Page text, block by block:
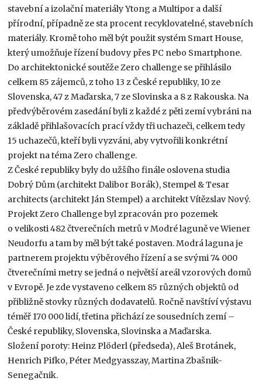
stavební a izolační materiály Ytong a Multipor a další
přírodní, případně ze sta procent recyklovatelné, stavebních
materiály. Kromě toho měl být použit systém Smart House,
který umožňuje řízení budovy přes PC nebo Smartphone.
Do architektonické soutěže Zero challenge se přihlásilo
celkem 85 zájemců, z toho 13 z České republiky, 10 ze
Slovenska, 47 z Maďarska, 7 ze Slovinska a 8 z Rakouska. Na
předvýběrovém zasedání byli z každé z pěti zemí vybráni na
základě přihlašovacích prací vždy tři uchazeči, celkem tedy
15 uchazečů, kteří byli vyzváni, aby vytvořili konkrétní
projekt na téma Zero challenge.
Z České republiky byly do užšího finále oslovena studia
Dobrý Dům (architekt Dalibor Borák), Stempel & Tesar
architects (architekt Ján Stempel) a architekt Vítězslav Nový.
Projekt Zero Challenge byl zpracován pro pozemek
o velikosti 482 čtverečních metrů v Modré laguně ve Wiener
Neudorfu a tam by měl být také postaven. Modrá laguna je
partnerem projektu výběrového řízení a se svými 74 000
čtverečními metry se jedná o největší areál vzorových domů
v Evropě. Je zde vystaveno celkem 85 různých objektů od
přibližně stovky různých dodavatelů. Ročně navštíví výstavu
téměř 170 000 lidí, třetina přichází ze sousedních zemí –
České republiky, Slovenska, Slovinska a Maďarska.
Složení poroty: Heinz Plöderl (předseda), Aleš Brotánek,
Henrich Pifko, Péter Medgyasszay, Martina Zbašnik-
Senegačnik.